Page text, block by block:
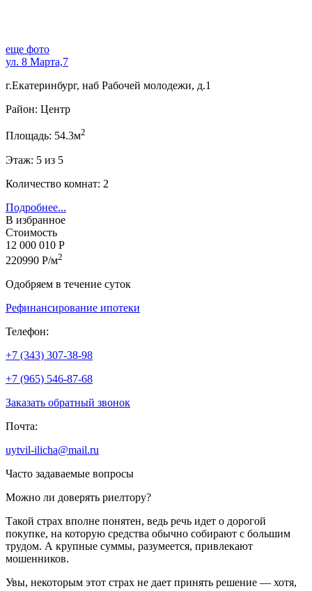
еще фото
ул. 8 Марта,7
г.Екатеринбург, наб Рабочей молодежи, д.1
Район: Центр
Площадь: 54.3м2
Этаж: 5 из 5
Количество комнат: 2
Подробнее...
В избранное
Стоимость
12 000 010 Р
220990 Р/м2
Одобряем в течение суток
Рефинансирование ипотеки
Телефон:
+7 (343) 307-38-98
+7 (965) 546-87-68
Заказать обратный звонок
Почта:
uytvil-ilicha@mail.ru
Часто задаваемые вопросы
Можно ли доверять риелтору?
Такой страх вполне понятен, ведь речь идет о дорогой
покупке, на которую средства обычно собирают с большим
трудом. А крупные суммы, разумеется, привлекают
мошенников.
Увы, некоторым этот страх не дает принять решение — хотя,